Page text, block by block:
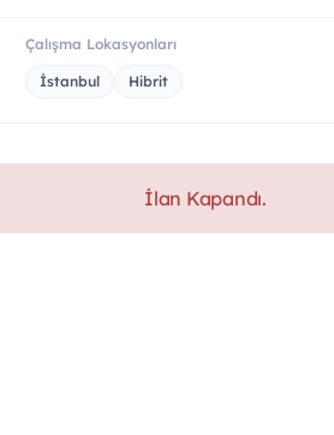
Çalışma Lokasyonları
İstanbul Hibrit
İlan Kapandı.